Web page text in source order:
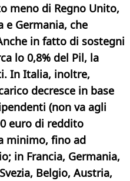
meno di Regno Unito,
e Germania, che
in fatto di sostegni
lo 0,8% del Pil, la
In Italia, inoltre,
decresce in base
(non va agli
euro di reddito
minimo, fino ad
in Francia, Germania,
Belgio, Austria,